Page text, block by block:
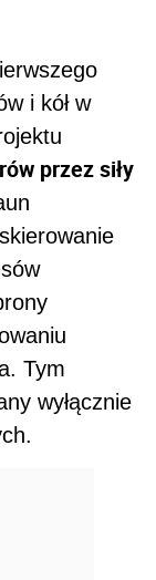
i kół w
przez siły
Tym
wyłącznie